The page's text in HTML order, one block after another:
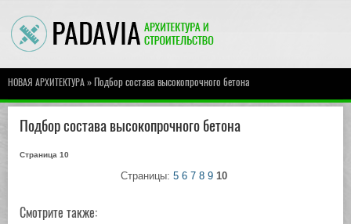
НОВАЯ АРХИТЕКТУРА» Подбор состава высокопрочного бетона
Подбор состава высокопрочного бетона
Страница 10
Страницы: 5 6 7 8 9 10
Смотрите также: